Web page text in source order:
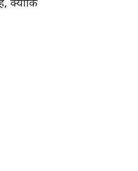
क्योंकि